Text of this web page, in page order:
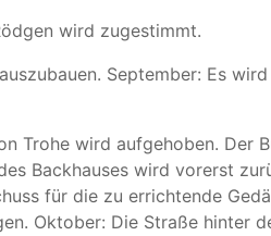
wird zugestimmt.
September: Es
Trohe wird aufgehoben. Der
Backhauses wird vorerst
für die zu errichtende
Oktober: Die Straße hinter